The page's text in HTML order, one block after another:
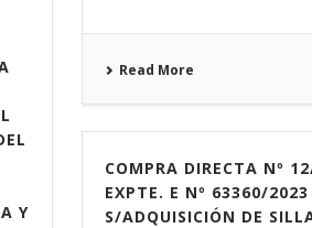
Read More
Y
COMPRA DIRECTA Nº
EXPTE. E Nº 63360/
S/ADQUISICIÓN DE